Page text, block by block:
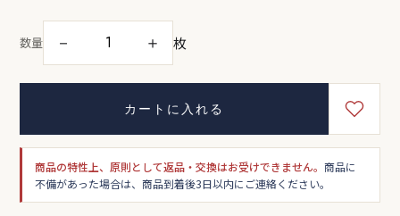
数量 － ＋ 枚
カートに入れる
商品の特性上、原則として返品・交換はお受けできません。商品に
不備があった場合は、商品到着後3日以内にご連絡ください。